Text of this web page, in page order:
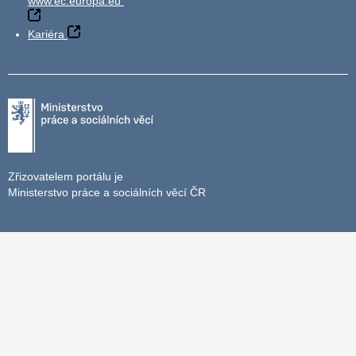
Kariéra
Zřizovatelem portálu je
Ministerstvo práce a sociálních věcí ČR